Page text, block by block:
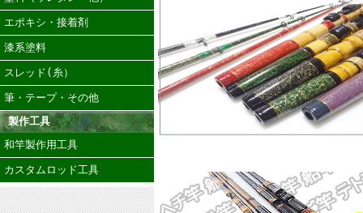
エポキシ・接着剤
漆系塗料
スレッド(糸）
筆・テープ・その他
製作工具
和竿製作用工具
カスタムロッド工具